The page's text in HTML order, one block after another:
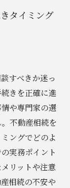
タイミング
すべきか迷っ
きを正確に進
や専門家の選
不動産相続を
ングでどのよ
実務ポイント
リットや注意
相続の不安や